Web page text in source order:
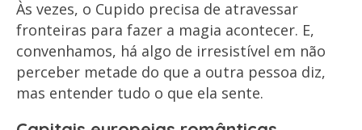
Às vezes, o Cupido precisa de atravessar
fronteiras para fazer a magia acontecer. E,
convenhamos, há algo de irresistível em não
perceber metade do que a outra pessoa diz,
mas entender tudo o que ela sente.